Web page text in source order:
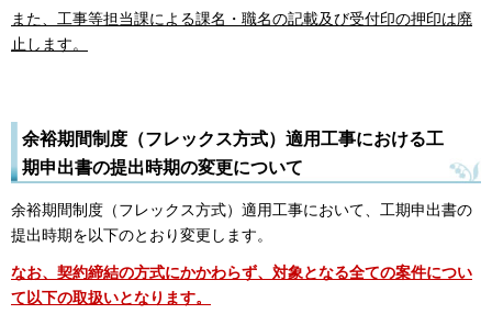
また、工事等担当課による課名・職名の記載及び受付印の押印は廃
止します。
余裕期間制度（フレックス方式）適用工事における工
期申出書の提出時期の変更について
余裕期間制度（フレックス方式）適用工事において、工期申出書の
提出時期を以下のとおり変更します。
なお、契約締結の方式にかかわらず、対象となる全ての案件につい
て以下の取扱いとなります。